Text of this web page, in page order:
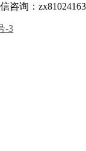
咨询：zx81024163
-3